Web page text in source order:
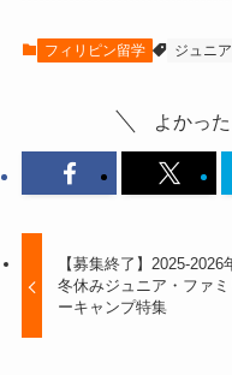
フィリピン留学 ジュニ
よかっ
【募集終了】2025-2026
冬休みジュニア・ファミ
ーキャンプ特集